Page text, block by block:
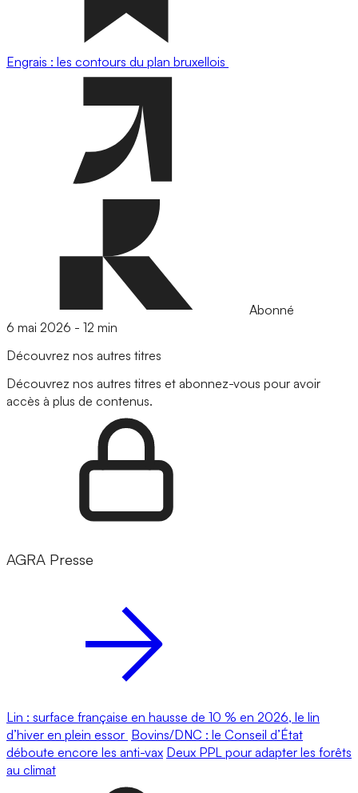
Engrais : les contours du plan bruxellois
Abonné
6 mai 2026 - 12 min
Découvrez nos autres titres
Découvrez nos autres titres et abonnez-vous pour avoir
accès à plus de contenus.
AGRA Presse
Lin : surface française en hausse de 10 % en 2026, le lin
d’hiver en plein essor Bovins/DNC : le Conseil d’État
déboute encore les anti-vax Deux PPL pour adapter les forêts
au climat